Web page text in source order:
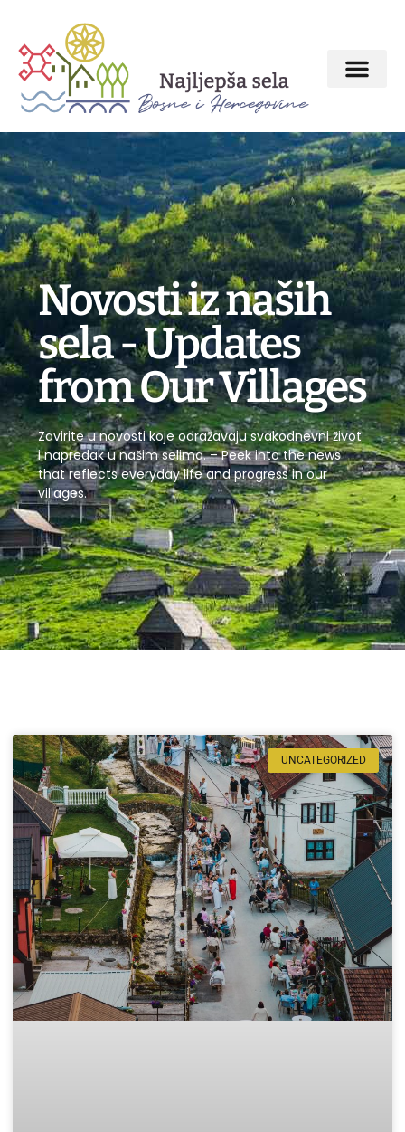
Novosti iz naših
sela - Updates
from Our Villages
Zavirite u novosti koje odražavaju svakodnevni život
i napredak u našim selima. – Peek into the news
that reflects everyday life and progress in our
villages.
UNCATEGORIZED